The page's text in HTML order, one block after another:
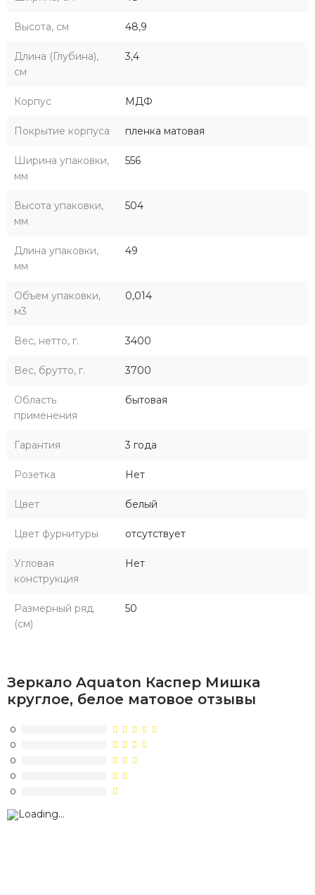
Высота, см 48,9
Длина (Глубина),
см
3,4
Корпус МДФ
Покрытие корпуса пленка матовая
Ширина упаковки,
мм
556
Высота упаковки,
мм
504
Длина упаковки,
мм
49
Объем упаковки,
м3
0,014
Вес, нетто, г. 3400
Вес, брутто, г. 3700
Область
применения
бытовая
Гарантия 3 года
Розетка Нет
Цвет белый
Цвет фурнитуры отсутствует
Угловая
конструкция
Нет
Размерный ряд
(см)
50
Зеркало Aquaton Каспер Мишка
круглое, белое матовое отзывы
0
0
0
0
0